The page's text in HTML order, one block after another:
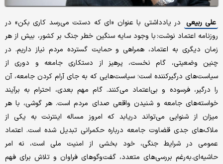
علی ربیعی
در یادداشتی با عنوان «ای که دستت می‌رسد کاری بکن» در
روزنامه اعتماد نوشت: با وجود سایه سنگین خطر جنگ بر کشور، بیش از هر
زمان دیگری به اعتماد، همراهی و حمایت گسترده مردم نیاز داریم. در
چنین وضعیتی، گام نخست، پرهیز از دستکاری جامعه و دوری از
سیاست‌های درگیرکننده است؛ سیاست‌هایی که به جای آرام‌ کردن جامعه، آن
را درگیر، فرسوده و بی‌اعتماد می‌کنند. گام مهم بعدی، احترام به برآیند
خواسته‌های جامعه و شنیدن واقعی صدای مردم است. هر گوشی، با هر
میزان از شنوایی می‌تواند دریابد که امروز مساله اینترنت به یکی از
ملاک‌های جدی قضاوت جامعه درباره حکمرانی تبدیل شده است. اعتماد
عمومی در شرایط جنگی، خود بخشی از امنیت ملی است، نه امر
حاشیه‌ای.به‌رغم بررسی‌های متعدد، گفت‌وگوهای فراوان و تلاش برای فهم